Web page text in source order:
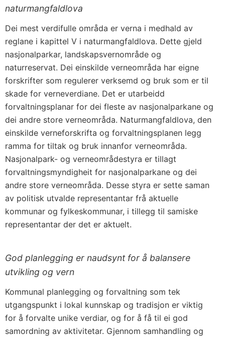
naturmangfaldlova
Dei mest verdifulle områda er verna i medhald av
reglane i kapittel V i naturmangfaldlova. Dette gjeld
nasjonalparkar, landskapsvernområde og
naturreservat. Dei einskilde verneområda har eigne
forskrifter som regulerer verksemd og bruk som er til
skade for verneverdiane. Det er utarbeidd
forvaltningsplanar for dei fleste av nasjonalparkane og
dei andre store verneområda. Naturmangfaldlova, den
einskilde verneforskrifta og forvaltningsplanen legg
ramma for tiltak og bruk innanfor verneområda.
Nasjonalpark- og verneområdestyra er tillagt
forvaltningsmyndigheit for nasjonalparkane og dei
andre store verneområda. Desse styra er sette saman
av politisk utvalde representantar frå aktuelle
kommunar og fylkeskommunar, i tillegg til samiske
representantar der det er aktuelt.
God planlegging er naudsynt for å balansere
utvikling og vern
Kommunal planlegging og forvaltning som tek
utgangspunkt i lokal kunnskap og tradisjon er viktig
for å forvalte unike verdiar, og for å få til ei god
samordning av aktivitetar. Gjennom samhandling og